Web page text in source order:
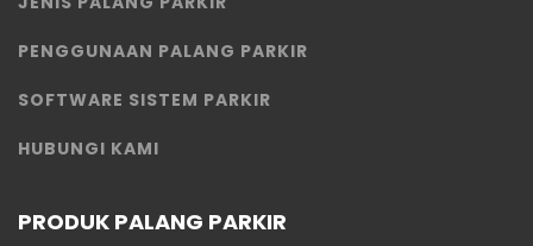
PENGGUNAAN PALANG PARKIR
SOFTWARE SISTEM PARKIR
HUBUNGI KAMI
PRODUK PALANG PARKIR